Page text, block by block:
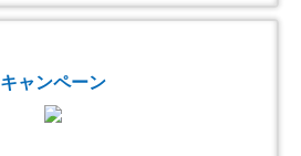
キャンペーン